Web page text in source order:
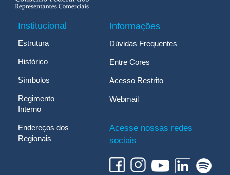
Institucional
Estrutura
Histórico
Símbolos
Regimento
Interno
Endereços dos
Regionais
Informações
Dúvidas Frequentes
Entre Cores
Acesso Restrito
Webmail
Acesse nossas redes
sociais